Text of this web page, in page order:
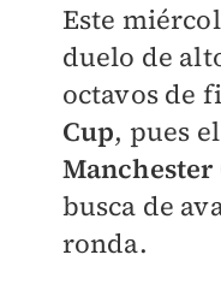
Este
duelo de
octavos de
Cup, pues
busca de
ronda.